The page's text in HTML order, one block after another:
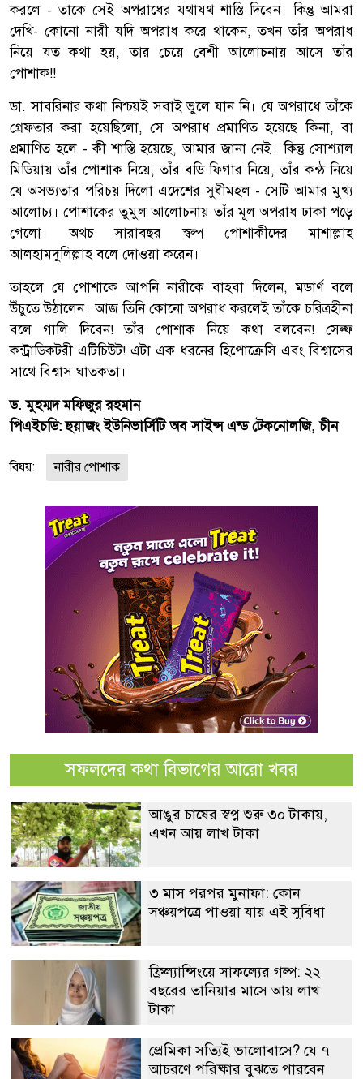
করলে - তাকে সেই অপরাধের যথাযথ শাস্তি দিবেন। কিন্তু আমরা
দেখি- কোনো নারী যদি অপরাধ করে থাকেন, তখন তাঁর অপরাধ
নিয়ে যত কথা হয়, তার চেয়ে বেশী আলোচনায় আসে তাঁর
পোশাক!!
ডা. সাবরিনার কথা নিশ্চয়ই সবাই ভুলে যান নি। যে অপরাধে তাঁকে
গ্রেফতার করা হয়েছিলো, সে অপরাধ প্রমাণিত হয়েছে কিনা, বা
প্রমাণিত হলে - কী শাস্তি হয়েছে, আমার জানা নেই। কিন্তু সোশ্যাল
মিডিয়ায় তাঁর পোশাক নিয়ে, তাঁর বডি ফিগার নিয়ে, তাঁর কন্ঠ নিয়ে
যে অসভ্যতার পরিচয় দিলো এদেশের সুধীমহল - সেটি আমার মুখ্য
আলোচ্য। পোশাকের তুমুল আলোচনায় তাঁর মূল অপরাধ ঢাকা পড়ে
গেলো। অথচ সারাবছর স্বল্প পোশাকীদের মাশাল্লাহ
আলহামদুলিল্লাহ বলে দোওয়া করেন।
তাহলে যে পোশাকে আপনি নারীকে বাহবা দিলেন, মডার্ণ বলে
উঁচুতে উঠালেন। আজ তিনি কোনো অপরাধ করলেই তাঁকে চরিত্রহীনা
বলে গালি দিবেন! তাঁর পোশাক নিয়ে কথা বলবেন! সেল্ফ
কন্ট্রাডিকটরী এটিচিউট! এটা এক ধরনের হিপোক্রেসি এবং বিশ্বাসের
সাথে বিশ্বাস ঘাতকতা।
ড. মুহম্মদ মফিজুর রহমান
পিএইচডি: হুয়াজং ইউনিভার্সিটি অব সাইন্স এন্ড টেকনোলজি, চীন
বিষয়: নারীর পোশাক
সফলদের কথা বিভাগের আরো খবর
আঙুর চাষের স্বপ্ন শুরু ৩০ টাকায়,
এখন আয় লাখ টাকা
৩ মাস পরপর মুনাফা: কোন
সঞ্চয়পত্রে পাওয়া যায় এই সুবিধা
ফ্রিল্যান্সিংয়ে সাফল্যের গল্প: ২২
বছরের তানিয়ার মাসে আয় লাখ
টাকা
প্রেমিকা সত্যিই ভালোবাসে? যে ৭
আচরণে পরিষ্কার বুঝতে পারবেন